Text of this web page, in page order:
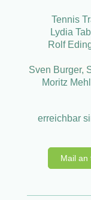
Tennis
Lydia
Rolf
Sven Burger,
Moritz
erreichbar
Mail an